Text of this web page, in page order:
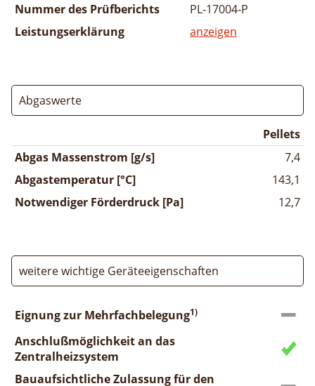
Nummer des Prüfberichts
PL-17004-P
Leistungserklärung
anzeigen
Abgaswerte
Pellets
Abgas Massenstrom [g/s]
7,4
Abgastemperatur [°C]
143,1
Notwendiger Förderdruck [Pa]
12,7
weitere wichtige Geräteeigenschaften
Eignung zur Mehrfachbelegung1)
Anschlußmöglichkeit an das
Zentralheizsystem
Bauaufsichtliche Zulassung für den